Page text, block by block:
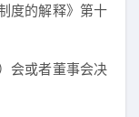
度的解释》第十
会或者董事会决